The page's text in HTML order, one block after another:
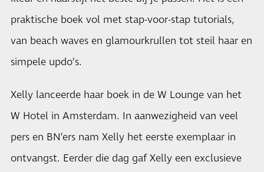
praktische boek vol met stap-voor-stap tutorials,
van beach waves en glamourkrullen tot steil haar en
simpele updo’s.
Xelly lanceerde haar boek in de W Lounge van het
W Hotel in Amsterdam. In aanwezigheid van veel
pers en BN’ers nam Xelly het eerste exemplaar in
ontvangst. Eerder die dag gaf Xelly een exclusieve